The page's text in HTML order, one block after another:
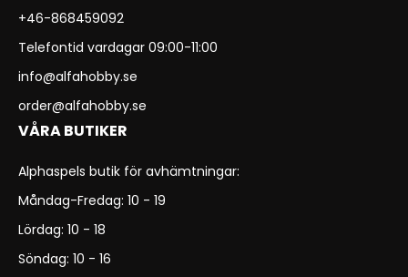
+46-868459092
Telefontid vardagar 09:00-11:00
info@alfahobby.se
order@alfahobby.se
VÅRA BUTIKER
Alphaspels butik för avhämtningar:
Måndag-Fredag: 10 - 19
Lördag: 10 - 18
Söndag: 10 - 16